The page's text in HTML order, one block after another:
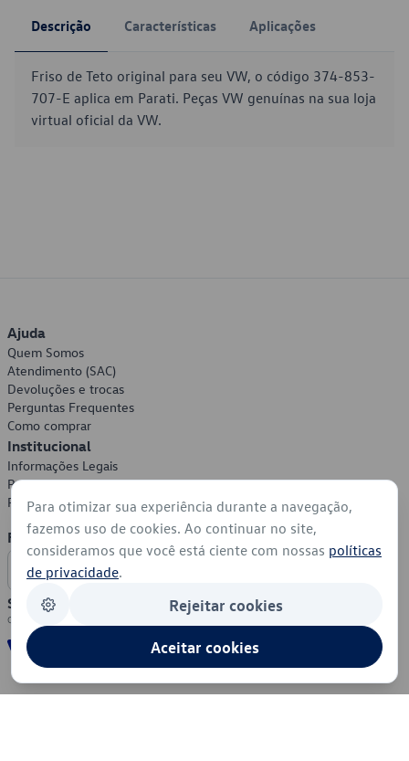
Descrição Características Aplicações
Friso de Teto original para seu VW, o código 374-853-
707-E aplica em Parati. Peças VW genuínas na sua loja
virtual oficial da VW.
Ajuda
Quem Somos
Atendimento (SAC)
Devoluções e trocas
Perguntas Frequentes
Como comprar
Institucional
Informações Legais
Política de Privacidade
Política de Cookies
Formas de Pagamento
Segurança
Para otimizar sua experiência durante a navegação,
fazemos uso de cookies. Ao continuar no site,
consideramos que você está ciente com nossas políticas
de privacidade.
Rejeitar cookies
Aceitar cookies